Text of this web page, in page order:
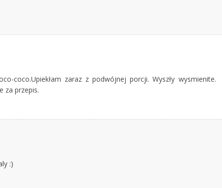
coco.Upiekłam zaraz z podwójnej porcji. Wyszły wysmienite.
za przepis.
:)